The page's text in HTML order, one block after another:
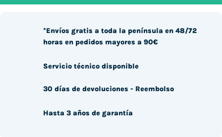
*Envíos gratis a toda la península en 48/72
horas en pedidos mayores a 90€
Servicio técnico disponible
30 días de devoluciones - Reembolso
Hasta 3 años de garantía